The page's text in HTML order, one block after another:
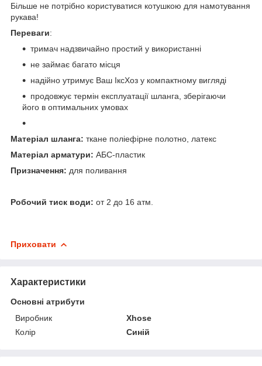
Більше не потрібно користуватися котушкою для намотування
рукава!
Переваги:
тримач надзвичайно простий у використанні
не займає багато місця
надійно утримує Ваш ІксХоз у компактному вигляді
продовжує термін експлуатації шланга, зберігаючи
його в оптимальних умовах
Матеріал шланга: ткане поліефірне полотно, латекс
Матеріал арматури: АБС-пластик
Призначення: для поливання
Робочий тиск води: от 2 до 16 атм.
Приховати
Характеристики
Основні атрибути
Виробник
Xhose
Колір
Синій